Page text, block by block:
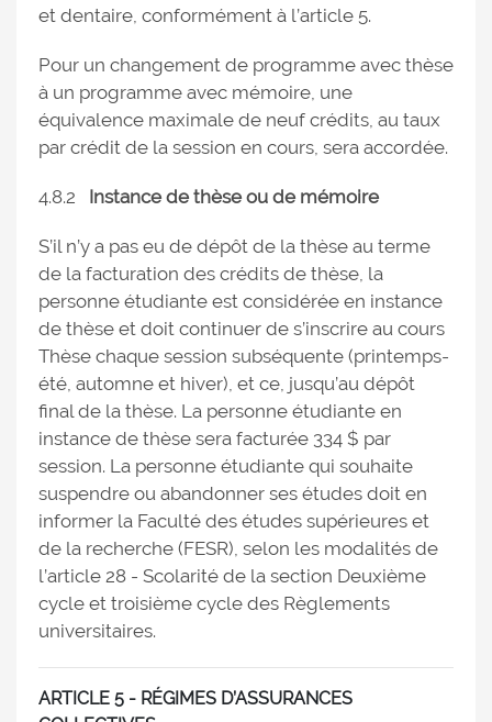
et dentaire, conformément à l’article 5.
Pour un changement de programme avec thèse
à un programme avec mémoire, une
équivalence maximale de neuf crédits, au taux
par crédit de la session en cours, sera accordée.
4.8.2 Instance de thèse ou de mémoire
S’il n’y a pas eu de dépôt de la thèse au terme
de la facturation des crédits de thèse, la
personne étudiante est considérée en instance
de thèse et doit continuer de s’inscrire au cours
Thèse chaque session subséquente (printemps-
été, automne et hiver), et ce, jusqu’au dépôt
final de la thèse. La personne étudiante en
instance de thèse sera facturée 334 $ par
session. La personne étudiante qui souhaite
suspendre ou abandonner ses études doit en
informer la Faculté des études supérieures et
de la recherche (FESR), selon les modalités de
l’article 28 - Scolarité de la section Deuxième
cycle et troisième cycle des Règlements
universitaires.
ARTICLE 5 - RÉGIMES D’ASSURANCES